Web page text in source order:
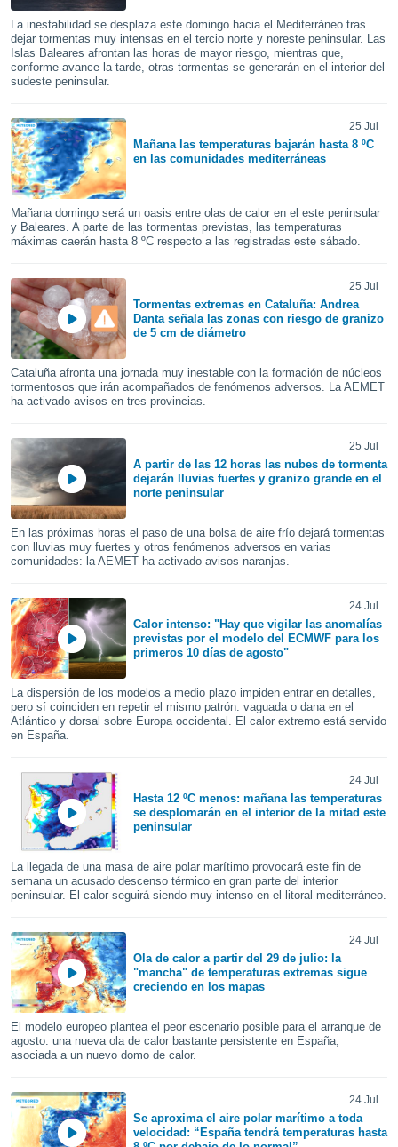
más
nuestra
y
de
disponible
cookies
aceptar
de
sitio
En
el sitio
se
para
aunque
no
Puedes
acceder a
web a
abono
únicos
como
este sitio
IP
de
posible
traten tus
interés
a lo que
Para
su
La inestabilidad se desplaza este domingo hacia el Mediterráneo tras
dejar tormentas muy intensas en el tercio norte y noreste peninsular. Las
Islas Baleares afrontan las horas de mayor riesgo, mientras que,
conforme avance la tarde, otras tormentas se generarán en el interior del
sudeste peninsular.
25 Jul
Mañana las temperaturas bajarán hasta 8 ºC
en las comunidades mediterráneas
Mañana domingo será un oasis entre olas de calor en el este peninsular
y Baleares. A parte de las tormentas previstas, las temperaturas
máximas caerán hasta 8 ºC respecto a las registradas este sábado.
25 Jul
Tormentas extremas en Cataluña: Andrea
Danta señala las zonas con riesgo de granizo
de 5 cm de diámetro
Cataluña afronta una jornada muy inestable con la formación de núcleos
tormentosos que irán acompañados de fenómenos adversos. La AEMET
ha activado avisos en tres provincias.
25 Jul
A partir de las 12 horas las nubes de tormenta
dejarán lluvias fuertes y granizo grande en el
norte peninsular
En las próximas horas el paso de una bolsa de aire frío dejará tormentas
con lluvias muy fuertes y otros fenómenos adversos en varias
comunidades: la AEMET ha activado avisos naranjas.
24 Jul
Calor intenso: "Hay que vigilar las anomalías
previstas por el modelo del ECMWF para los
primeros 10 días de agosto"
La dispersión de los modelos a medio plazo impiden entrar en detalles,
pero sí coinciden en repetir el mismo patrón: vaguada o dana en el
Atlántico y dorsal sobre Europa occidental. El calor extremo está servido
en España.
24 Jul
Hasta 12 ºC menos: mañana las temperaturas
se desplomarán en el interior de la mitad este
peninsular
La llegada de una masa de aire polar marítimo provocará este fin de
semana un acusado descenso térmico en gran parte del interior
peninsular. El calor seguirá siendo muy intenso en el litoral mediterráneo.
24 Jul
Ola de calor a partir del 29 de julio: la
"mancha" de temperaturas extremas sigue
creciendo en los mapas
El modelo europeo plantea el peor escenario posible para el arranque de
agosto: una nueva ola de calor bastante persistente en España,
asociada a un nuevo domo de calor.
24 Jul
Se aproxima el aire polar marítimo a toda
velocidad: “España tendrá temperaturas hasta